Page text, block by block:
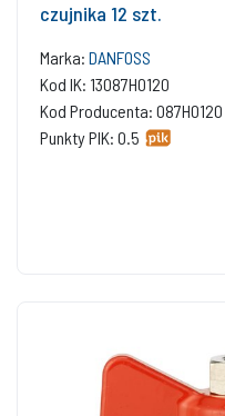
czujnika 12 szt.
Marka: DANFOSS
Kod IK: 13087H0120
Kod Producenta: 087H0120
Punkty PIK: 0.5